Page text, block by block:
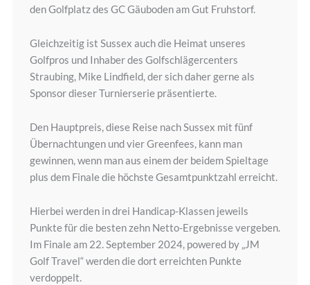
den Golfplatz des GC Gäuboden am Gut Fruhstorf.
Gleichzeitig ist Sussex auch die Heimat unseres
Golfpros und Inhaber des Golfschlägercenters
Straubing, Mike Lindfield, der sich daher gerne als
Sponsor dieser Turnierserie präsentierte.
Den Hauptpreis, diese Reise nach Sussex mit fünf
Übernachtungen und vier Greenfees, kann man
gewinnen, wenn man aus einem der beidem Spieltage
plus dem Finale die höchste Gesamtpunktzahl erreicht.
Hierbei werden in drei Handicap-Klassen jeweils
Punkte für die besten zehn Netto-Ergebnisse vergeben.
Im Finale am 22. September 2024, powered by „JM
Golf Travel“ werden die dort erreichten Punkte
verdoppelt.